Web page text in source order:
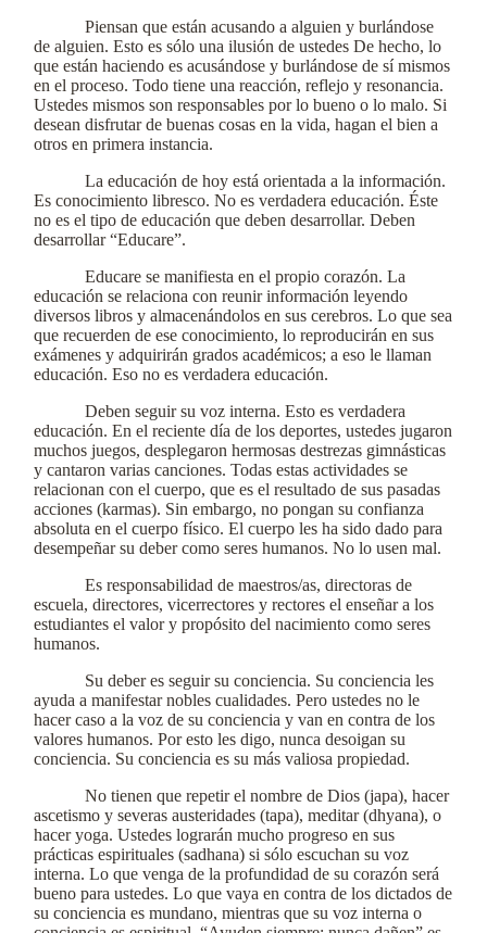
Piensan que están acusando a alguien y burlándose
de alguien. Esto es sólo una ilusión de ustedes De hecho, lo
que están haciendo es acusándose y burlándose de sí mismos
en el proceso. Todo tiene una reacción, reflejo y resonancia.
Ustedes mismos son responsables por lo bueno o lo malo. Si
desean disfrutar de buenas cosas en la vida, hagan el bien a
otros en primera instancia.
La educación de hoy está orientada a la información.
Es conocimiento libresco. No es verdadera educación. Éste
no es el tipo de educación que deben desarrollar. Deben
desarrollar “Educare”.
Educare se manifiesta en el propio corazón. La
educación se relaciona con reunir información leyendo
diversos libros y almacenándolos en sus cerebros. Lo que sea
que recuerden de ese conocimiento, lo reproducirán en sus
exámenes y adquirirán grados académicos; a eso le llaman
educación. Eso no es verdadera educación.
Deben seguir su voz interna. Esto es verdadera
educación. En el reciente día de los deportes, ustedes jugaron
muchos juegos, desplegaron hermosas destrezas gimnásticas
y cantaron varias canciones. Todas estas actividades se
relacionan con el cuerpo, que es el resultado de sus pasadas
acciones (karmas). Sin embargo, no pongan su confianza
absoluta en el cuerpo físico. El cuerpo les ha sido dado para
desempeñar su deber como seres humanos. No lo usen mal.
Es responsabilidad de maestros/as, directoras de
escuela, directores, vicerrectores y rectores el enseñar a los
estudiantes el valor y propósito del nacimiento como seres
humanos.
Su deber es seguir su conciencia. Su conciencia les
ayuda a manifestar nobles cualidades. Pero ustedes no le
hacer caso a la voz de su conciencia y van en contra de los
valores humanos. Por esto les digo, nunca desoigan su
conciencia. Su conciencia es su más valiosa propiedad.
No tienen que repetir el nombre de Dios (japa), hacer
ascetismo y severas austeridades (tapa), meditar (dhyana), o
hacer yoga. Ustedes lograrán mucho progreso en sus
prácticas espirituales (sadhana) si sólo escuchan su voz
interna. Lo que venga de la profundidad de su corazón será
bueno para ustedes. Lo que vaya en contra de los dictados de
su conciencia es mundano, mientras que su voz interna o